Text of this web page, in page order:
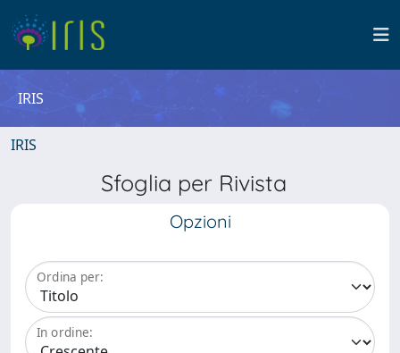
IRIS
IRIS
Sfoglia per Rivista
Opzioni
Ordina per:
In ordine: